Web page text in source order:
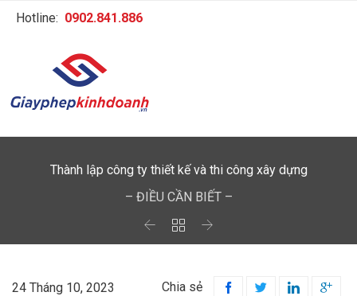
Hotline: 0902.841.886
Thành lập công ty thiết kế và thi công xây dựng
– ĐIỀU CẦN BIẾT –
  
24 Tháng 10, 2023 Chia sẻ    